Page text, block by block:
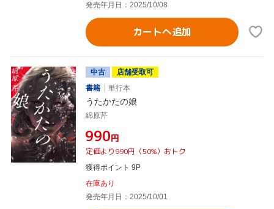
発売年月日：2025/10/08
カートへ追加
中古
店舗受取可
書籍
単行本
うたかたの娘
綿原芹
¥990円
定価より990円（50%）おトク
獲得ポイント 9P
在庫あり
発売年月日：2025/10/01